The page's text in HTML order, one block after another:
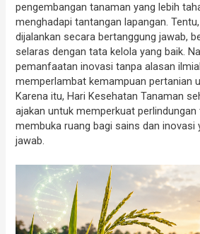
pengembangan tanaman yang lebih
menghadapi tantangan lapangan.
dijalankan secara bertanggung jawab,
selaras dengan tata kelola yang baik.
pemanfaatan inovasi tanpa alasan
memperlambat kemampuan pertanian
Karena itu, Hari Kesehatan Tanaman
ajakan untuk memperkuat
membuka ruang bagi sains dan inovasi
jawab.